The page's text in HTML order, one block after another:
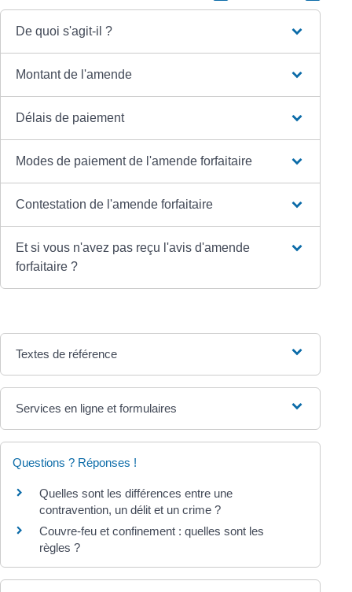
De quoi s'agit-il ?
Montant de l'amende
Délais de paiement
Modes de paiement de l'amende forfaitaire
Contestation de l'amende forfaitaire
Et si vous n'avez pas reçu l'avis d'amende
forfaitaire ?
Textes de référence
Services en ligne et formulaires
Questions ? Réponses !
Quelles sont les différences entre une
contravention, un délit et un crime ?
Couvre-feu et confinement : quelles sont les
règles ?